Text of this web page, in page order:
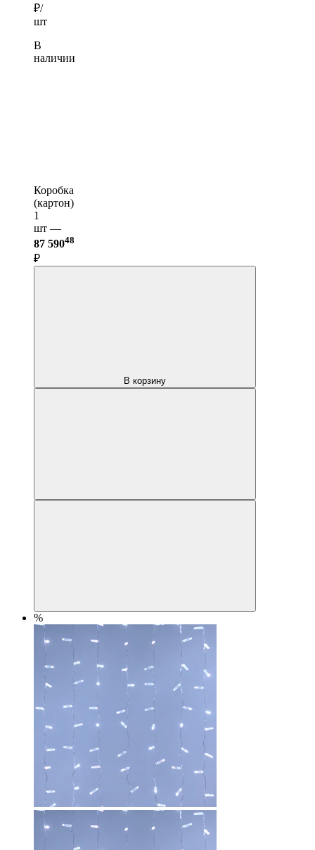
₽/
шт
В
наличии
Коробка
(картон)
1
шт —
87 59048
₽
В корзину
%